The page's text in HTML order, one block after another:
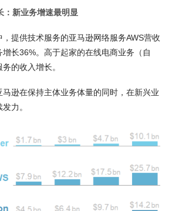
：新业务增速最明显
提供技术服务的亚马逊网络服务AWS营收
长36%。高于起家的在线电商业务（自
的收入增长。
逊在保持主体业务体量的同时，在新兴业
力。